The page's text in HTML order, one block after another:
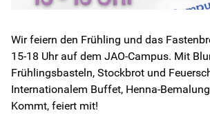
Wir feiern den Frühling und das
15-18 Uhr auf dem JAO-Campus. Mit
Frühlingsbasteln, Stockbrot und
Internationalem Buffet, Henna-
Kommt, feiert mit!